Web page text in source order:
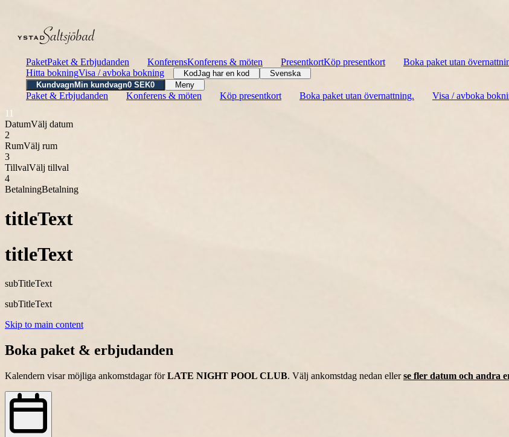
PaketPaket & Erbjudanden KonferensKonferens & möten PresentkortKöp presentkort Boka paket utan
Hitta bokningVisa / avboka bokning KodJag har en kod
Svenska
KundvagnMin kundvagn0 SEK0 Meny
Paket & Erbjudanden Konferens & möten Köp presentkort Boka paket utan övernattning. Visa / avboka
1 1
DatumVälj datum
2
RumVälj rum
3
TillvalVälj tillval
4
BetalningBetalning
titleText
titleText
subTitleText
subTitleText
Skip to main content
Boka paket & erbjudanden
Kalendern visar möjliga ankomstdagar förLATE NIGHT POOL CLUB. Välj ankomstdag nedan ellerse fler datum och andra